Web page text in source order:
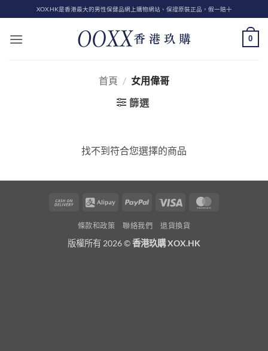
to
content
XOX.HK是香港最大的男性保健品網上購物網站、保證原裝正品，假一賠十
0
首頁 / 女用偉哥
篩選
找不到符合您選擇的商品
Cash
Delivery
Alipay PayPal Visa
條款和政策 聯絡我們 退貨換貨
版權所有 2026 ©香港玖購 XOX.HK